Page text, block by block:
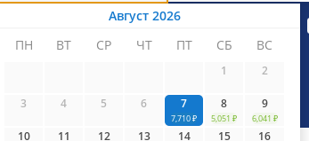
Август 2026
ПН
ВТ СР ЧТ ПТ СБ ВС
1 2
3 4 5 6 7
7,710 ₽
8
5,051 ₽
9
6,041 ₽
10 11 12 13 14 15 16